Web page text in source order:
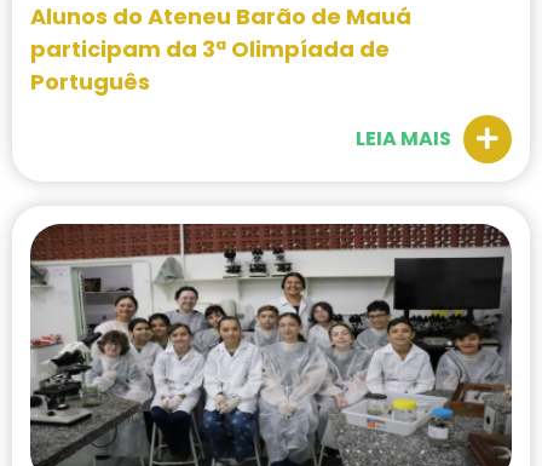
Alunos do Ateneu Barão de Mauá
participam da 3ª Olimpíada de
Português
LEIA MAIS